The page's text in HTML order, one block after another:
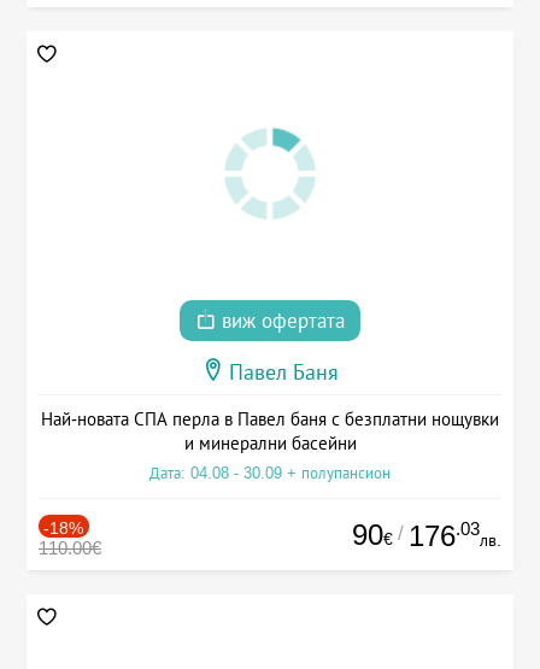
виж офертата
Павел Баня
Най-новата СПА перла в Павел баня с безплатни нощувки
и минерални басейни
Дата: 04.08 - 30.09 + полупансион
-18%
110.00€ 90€ / 176.03
лв.